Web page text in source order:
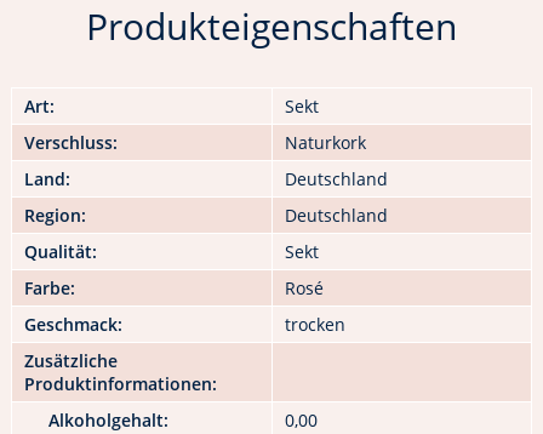
Produkteigenschaften
Art:
Sekt
Verschluss:
Naturkork
Land:
Deutschland
Region:
Deutschland
Qualität:
Sekt
Farbe:
Rosé
Geschmack:
trocken
Zusätzliche
Produktinformationen:
Alkoholgehalt:
0,00